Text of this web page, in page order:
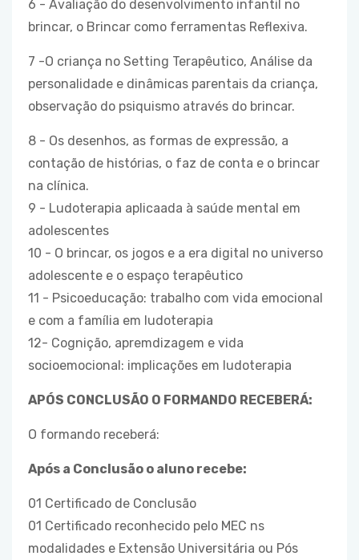
6 - Avaliação do desenvolvimento infantil no
brincar, o Brincar como ferramentas Reflexiva.
7 -O criança no Setting Terapêutico, Análise da
personalidade e dinâmicas parentais da criança,
observação do psiquismo através do brincar.
8 - Os desenhos, as formas de expressão, a
contação de histórias, o faz de conta e o brincar
na clínica.
9 - Ludoterapia aplicaada à saúde mental em
adolescentes
10 - O brincar, os jogos e a era digital no universo
adolescente e o espaço terapêutico
11 - Psicoeducação: trabalho com vida emocional
e com a família em ludoterapia
12- Cognição, apremdizagem e vida
socioemocional: implicações em ludoterapia
APÓS CONCLUSÃO O FORMANDO RECEBERÁ:
O formando receberá:
Após a Conclusão o aluno recebe:
01 Certificado de Conclusão
01 Certificado reconhecido pelo MEC ns
modalidades e Extensão Universitária ou Pós